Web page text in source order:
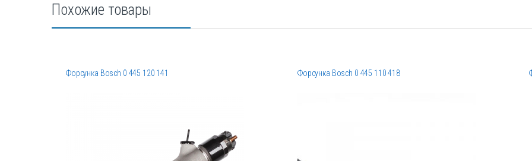
Похожие товары
Форсунка Bosch 0 445 120 141 Форсунка Bosch 0 445 110 418